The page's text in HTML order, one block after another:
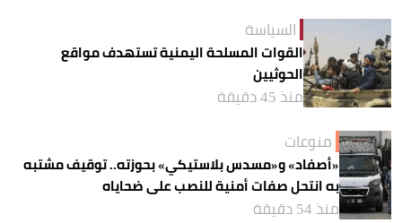
السياسة
القوات المسلحة اليمنية تستهدف مواقع
الحوثيين
منذ 45 دقيقة
منوعات
«أصفاد» و«مسدس بلاستيكي» بحوزته.. توقيف مشتبه
به انتحل صفات أمنية للنصب على ضحاياه
منذ 54 دقيقة